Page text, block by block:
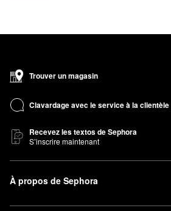
Trouver un magasin
Clavardage avec le service à la clientèle
Recevez les textos de Sephora
S’inscrire maintenant
À propos de Sephora